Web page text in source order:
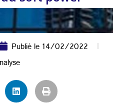
Publié le14/02/2022